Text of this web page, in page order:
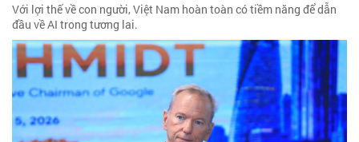
Với lợi thế về con người, Việt Nam hoàn toàn có tiềm năng để dẫn
đầu về AI trong tương lai.